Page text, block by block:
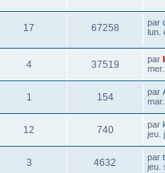
17 67258 par
lun.
4 37519 par
1 154 par
12 740 par
jeu.
3 4632 par
jeu.